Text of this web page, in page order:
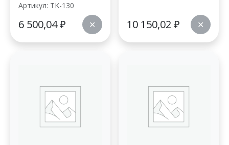
Артикул: TK-130
6 500,04₽ ✕ 10 150,02 ₽ ✕